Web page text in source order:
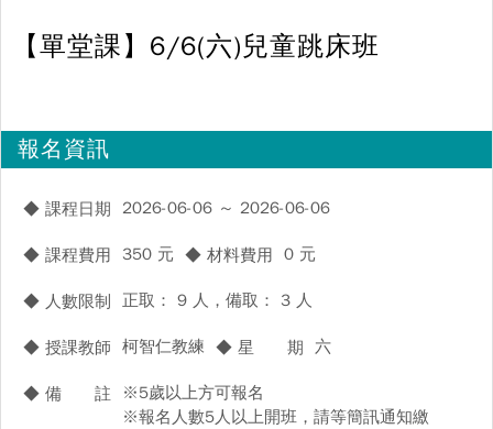
【單堂課】6/6(六)兒童跳床班
報名資訊
◆ 課程日期 2026-06-06 ～ 2026-06-06
◆ 課程費用 350 元 ◆ 材料費用 0 元
◆ 人數限制 正取： 9 人，備取： 3 人
◆ 授課教師 柯智仁教練 ◆ 星 期 六
◆ 備 註
※5歲以上方可報名
※報名人數5人以上開班，請等簡訊通知繳